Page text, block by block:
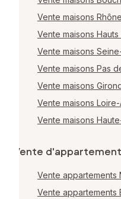
Vente maisons
Vente maisons
Vente maisons
Vente maisons Pas
Vente maisons
Vente maisons
Vente maisons
Vente
Vente appartements
Vente appartements